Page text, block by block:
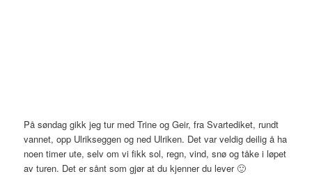
På søndag gikk jeg tur med Trine og Geir, fra Svartediket, rundt
vannet, opp Ulrikseggen og ned Ulriken. Det var veldig deilig å ha
noen timer ute, selv om vi fikk sol, regn, vind, snø og tåke i løpet
av turen. Det er sånt som gjør at du kjenner du lever 🙂